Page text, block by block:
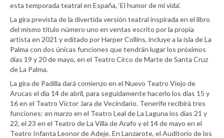
esta temporada teatral en España, ‘El humor de mi vida’.
La gira prevista de la divertida versión teatral inspirada en el libro
del mismo título número uno en ventas escrito por la propia
artista en 2021 y editado por Harper Collins, incluye a la isla de La
Palma con dos únicas funciones que tendrán lugar los próximos
días 19 y 20 de mayo, en el Teatro Circo de Marte de Santa Cruz
de La Palma.
La gira de Padilla dará comienzo en el Nuevo Teatro Viejo de
Arucas el día 14 de abril, para seguidamente hacerlo los días 15 y
16 en el Teatro Víctor Jara de Vecindario. Tenerife recibirá tres
funciones: en marzo en el Teatro Leal de La Laguna los días 21 y
22, el 23 en el Teatro de La Villa de Arafo y el 14 de mayo en el
Teatro Infanta Leonor de Adeje. En Lanzarote, el Auditorio de los